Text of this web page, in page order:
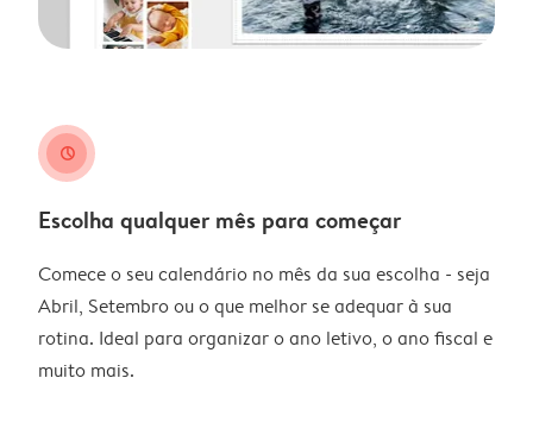
clock
Escolha qualquer mês para começar
Comece o seu calendário no mês da sua escolha - seja
Abril, Setembro ou o que melhor se adequar à sua
rotina. Ideal para organizar o ano letivo, o ano fiscal e
muito mais.